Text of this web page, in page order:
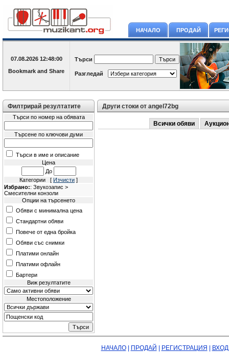
НАЧАЛО ПРОДАЙ
07.08.2026 12:48:00 Търси
Разгледай
Филтрирай резултатите
Търси по номер на обявата
Търсене по ключови думи
Търси в име и описание
Цена
До
Категории [ Изчисти ]
Избрано:: Звукозапис >
Смесителни конзоли
Опции на търсенето
Обяви с минимална цена
Стандартни обяви
Повече от една бройка
Обяви със снимки
Платими онлайн
Платими офлайн
Бартери
Виж резултатите
Местоположение
Други стоки от angel72bg
Всички обяви
НАЧАЛО| ПРОДАЙ РЕГИСТРАЦИЯ ВХОД